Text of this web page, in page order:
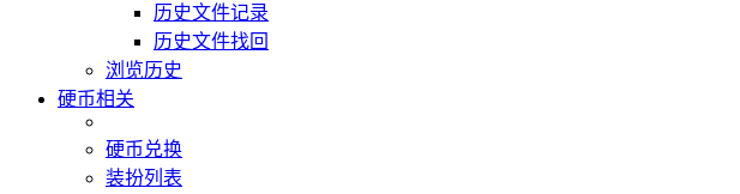
历史文件记录
历史文件找回
浏览历史
硬币相关
硬币兑换
装扮列表